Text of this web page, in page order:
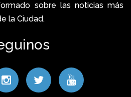
sobre las noticias más
la Ciudad.